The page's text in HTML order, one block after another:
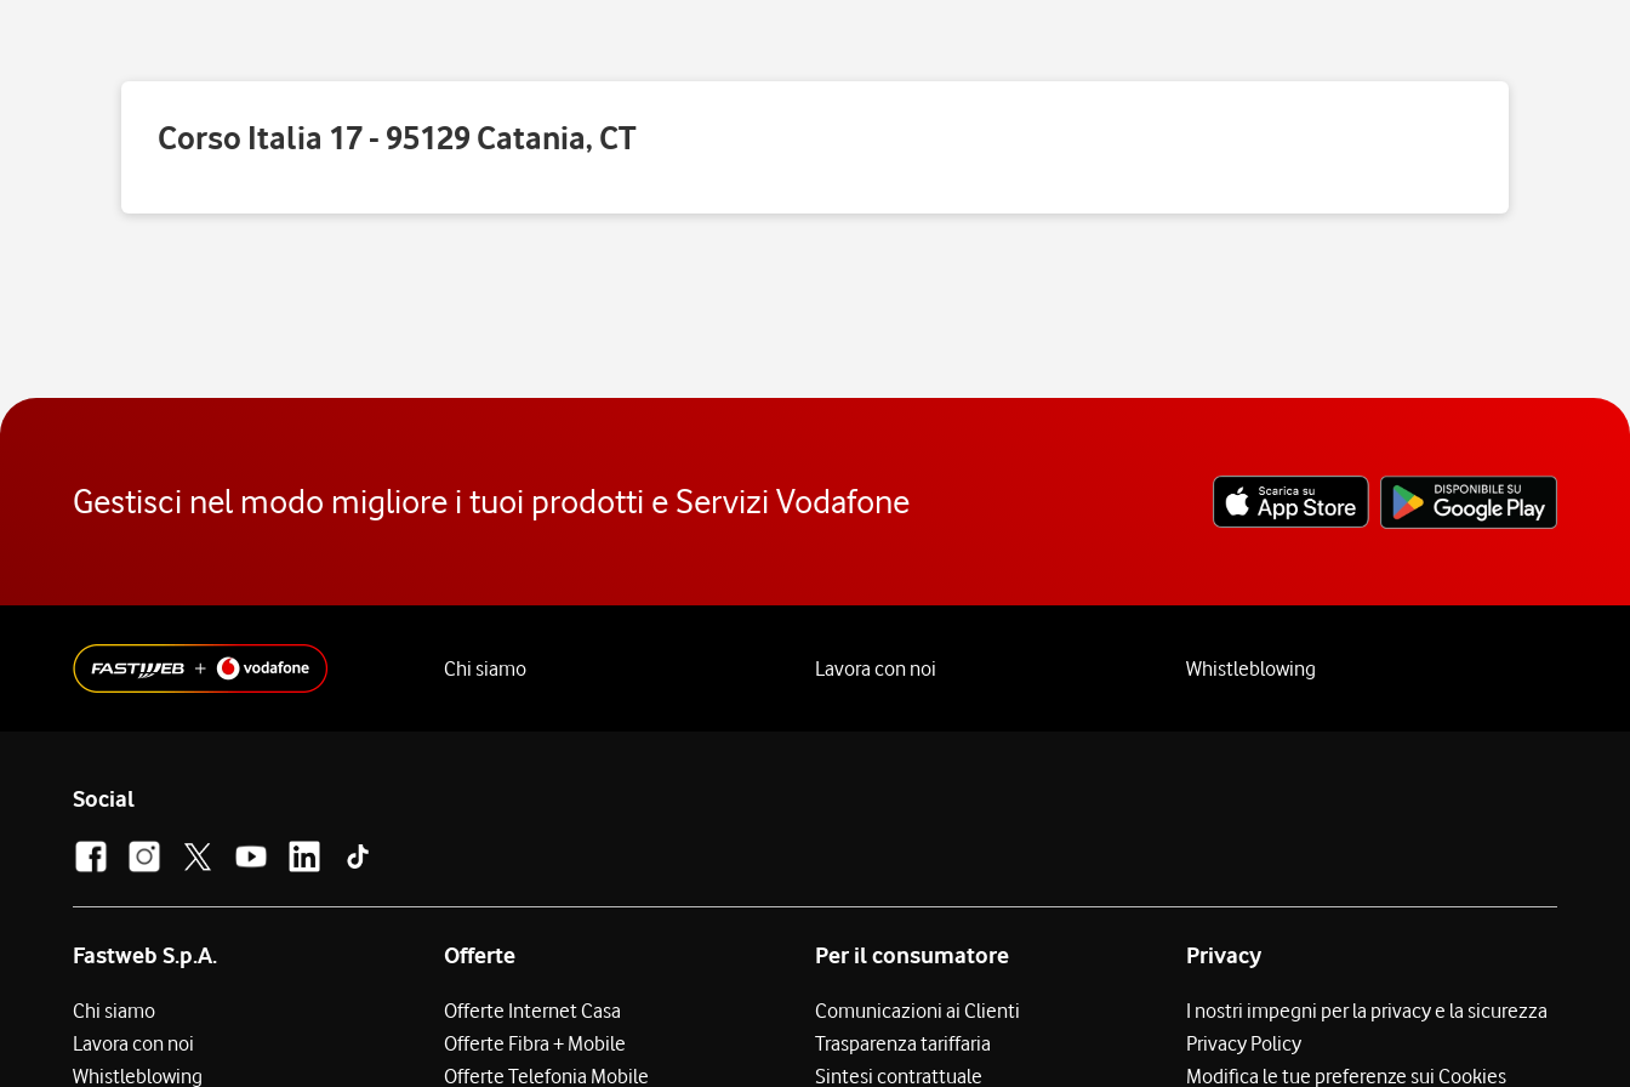
Corso Italia 17 - 95129 Catania, CT
Gestisci nel modo migliore i tuoi prodotti e Servizi Vodafone
Chi siamo Lavora con noi Whistleblowing
Social
Fastweb S.p.A.
Chi siamo
Lavora con noi
Whistleblowing
Offerte
Offerte Internet Casa
Offerte Fibra + Mobile
Offerte Telefonia Mobile
Per il consumatore
Comunicazioni ai Clienti
Trasparenza tariffaria
Sintesi contrattuale
Privacy
I nostri impegni per la privacy e la sicurezza
Privacy Policy
Modifica le tue preferenze sui Cookies